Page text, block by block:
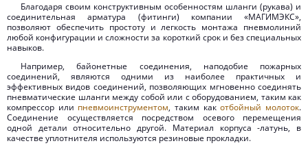
Благодаря своим конструктивным особенностям шланги (рукава) и
соединительная арматура (фитинги) компании «МАГИМЭКС»,
позволяют обеспечить простоту и легкость монтажа пневмолиний
любой конфигурации и сложности за короткий срок и без специальных
навыков.
Например, байонетные соединения, наподобие пожарных
соединений, являются одними из наиболее практичных и
эффективных видов соединений, позволяющих мгновенно соединять
пневматические шланги между собой или с оборудованием, таким как
компрессор или пневмоинструментом, таким какотбойный молоток.
Соединение осуществляется посредством осевого перемещения
одной детали относительно другой. Материал корпуса -латунь, в
качестве уплотнителя используются резиновые прокладки.